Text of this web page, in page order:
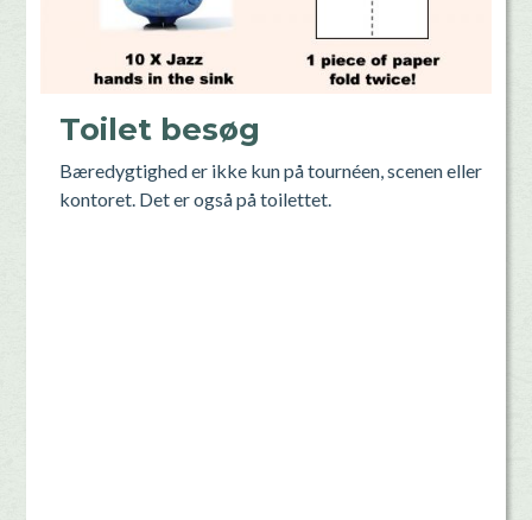
Toilet besøg
Bæredygtighed er ikke kun på tournéen, scenen eller
kontoret. Det er også på toilettet.